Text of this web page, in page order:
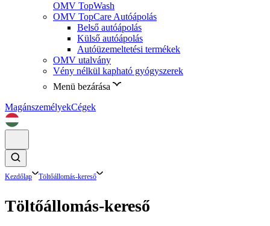
OMV TopWash
OMV TopCare Autóápolás
Belső autóápolás
Külső autóápolás
Autóüzemeltetési termékek
OMV utalvány
Vény nélkül kapható gyógyszerek
Menü bezárása
MagánszemélyekCégek
Kezdőlap Töltőállomás-kereső
Töltőállomás-kereső